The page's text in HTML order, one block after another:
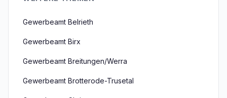
Gewerbeamt Belrieth
Gewerbeamt Birx
Gewerbeamt Breitungen/Werra
Gewerbeamt Brotterode-Trusetal